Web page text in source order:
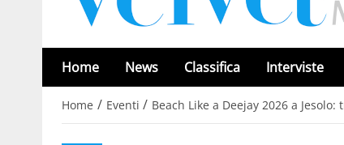
Home News Classifica Interviste
Home / Eventi / Beach Like a Deejay 2026 a